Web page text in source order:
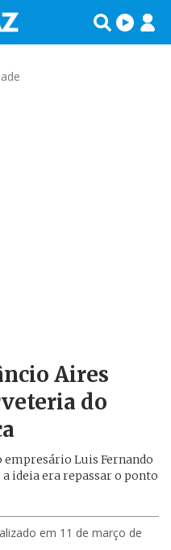
Aires
do
empresário Luis Fernando
ideia era repassar o ponto
em 11 de março de